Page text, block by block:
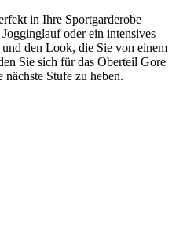
in Ihre Sportgarderobe
oder ein intensives
den Look, die Sie von einem
Sie sich für das Oberteil Gore
Stufe zu heben.